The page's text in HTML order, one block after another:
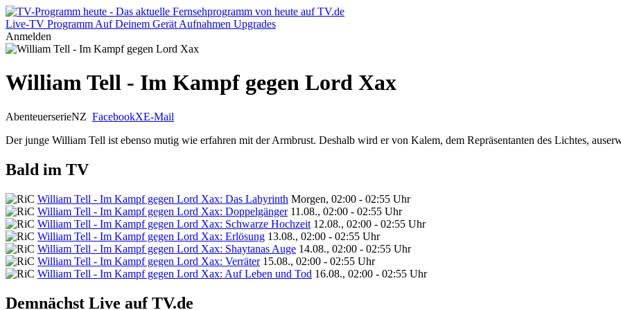
Live-TV Programm Auf Deinem Gerät Aufnahmen Upgrades
Anmelden
William Tell - Im Kampf gegen Lord Xax
AbenteuerserieNZ FacebookXE-Mail
Der junge William Tell ist ebenso mutig wie erfahren mit der Armbrust. Deshalb wird er von Kalem, dem Repräsentanten des Lichtes,
Bald im TV
William Tell - Im Kampf gegen Lord Xax: Das Labyrinth Morgen, 02:00 - 02:55 Uhr
William Tell - Im Kampf gegen Lord Xax: Doppelgänger 11.08., 02:00 - 02:55 Uhr
William Tell - Im Kampf gegen Lord Xax: Schwarze Hochzeit 12.08., 02:00 - 02:55 Uhr
William Tell - Im Kampf gegen Lord Xax: Erlösung 13.08., 02:00 - 02:55 Uhr
William Tell - Im Kampf gegen Lord Xax: Shaytanas Auge 14.08., 02:00 - 02:55 Uhr
William Tell - Im Kampf gegen Lord Xax: Verräter 15.08., 02:00 - 02:55 Uhr
William Tell - Im Kampf gegen Lord Xax: Auf Leben und Tod 16.08., 02:00 - 02:55 Uhr
Demnächst Live auf TV.de